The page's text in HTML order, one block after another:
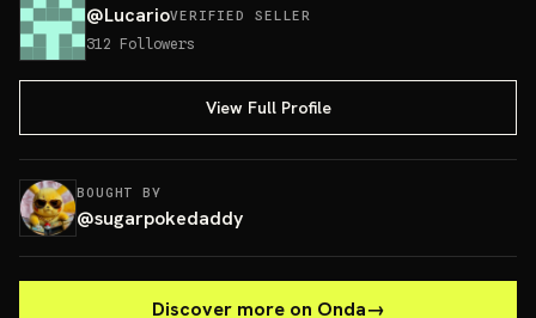
@LucarioVERIFIED SELLER
312 Followers
View Full Profile
BOUGHT BY
@sugarpokedaddy
Discover more on Onda→